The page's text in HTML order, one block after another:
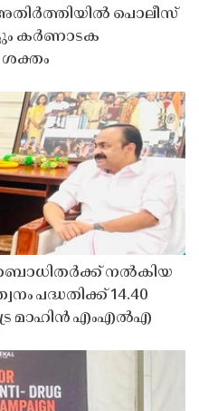
പൊലീസ്
കർണാടക
ശക്തം
നൽകിയ
പദ്ധതിക്ക് 14.40
മാഹിൻ എംഎൽഎ